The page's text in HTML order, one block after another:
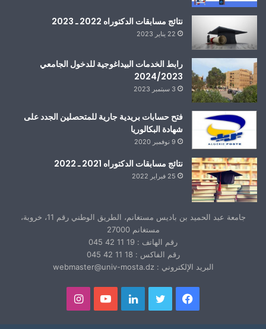
نتائج مسابقات الدكتوراه 2022 ـ 2023
22 يناير 2023
رابط الخدمات البيداغوجية للدخول الجامعي
2024/2023
3 سبتمبر 2023
فتح حسابات بريدية جارية للمتحصلين الجدد على
شهادة البكالوريا
9 نوفمبر 2020
نتائج مسابقات الدكتوراه 2021 ـ 2022
25 فبراير 2022
جامعة عبد الحميد بن باديس مستغانم، الطريق الوطني رقم 11، خروبة،
مستغانم 27000
رقم الهاتف : 19 11 42 045
رقم الفاكس : 18 11 42 045
البريد الإلكتروني : webmaster@univ-mosta.dz
فيسبوك تويتر لينكدإنيوتيوبانستقرام